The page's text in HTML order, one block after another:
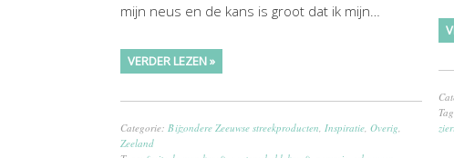
mijn neus en de kans is groot dat ik mijn…
VERDER LEZEN »
Categorie: Bijzondere Zeeuwse streekproducten, Inspiratie, Overig,
Zeeland